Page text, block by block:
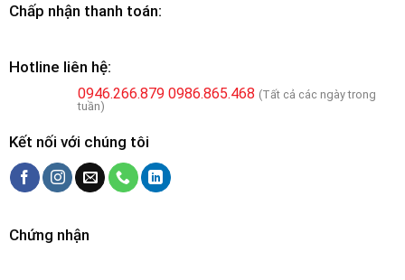
Chấp nhận thanh toán:
Hotline liên hệ:
0946.266.879 0986.865.468 (Tất cả các ngày trong
tuần)
Kết nối với chúng tôi
Chứng nhận